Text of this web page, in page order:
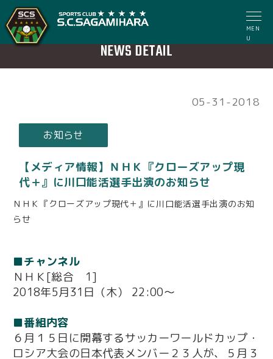
MEN
U
NEWS DETAIL
05-31-2018
お知らせ
【メディア情報】ＮＨＫ『クローズアップ現
代＋』に川口能活選手出演のお知らせ
ＮＨＫ『クローズアップ現代＋』に川口能活選手出演のお知
らせ
■チャンネル
ＮＨＫ[総合 1]
2018年5月31日（木） 22:00～
■番組内容
６月１５日に開幕するサッカーワールドカップ・
ロシア大会の日本代表メンバー２３人が、５月３